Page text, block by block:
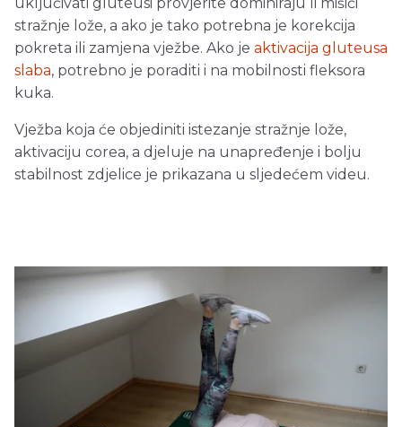
stražnje lože, a ako je tako potrebna je korekcija
pokreta ili zamjena vježbe. Ako je aktivacija gluteusa
slaba, potrebno je poraditi i na mobilnosti fleksora
kuka.
Vježba koja će objediniti istezanje stražnje lože,
aktivaciju corea, a djeluje na unapređenje i bolju
stabilnost zdjelice je prikazana u sljedećem videu.